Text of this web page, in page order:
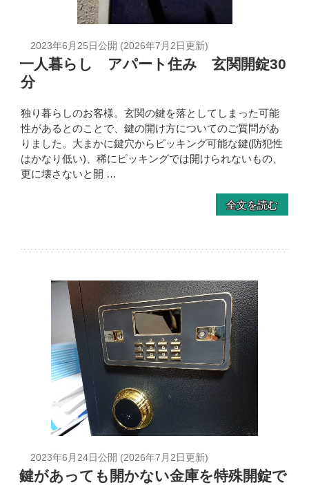
2023年6月25日公開 (2026年7月2日更新)
一人暮らし アパート住み 玄関開錠30
分
独り暮らしのお客様。玄関の鍵を落としてしまった可能
性があるとのことで、鍵の開け方についてのご質問があ
りました。大まかに鍵穴からピッキング可能な鍵(防犯性
はかなり低い)、稀にピッキングでは開けられないもの、
更に壊さないと開 …
全文を読む
2023年6月24日公開 (2026年7月2日更新)
鍵があっても開かない金庫を特殊開錠で